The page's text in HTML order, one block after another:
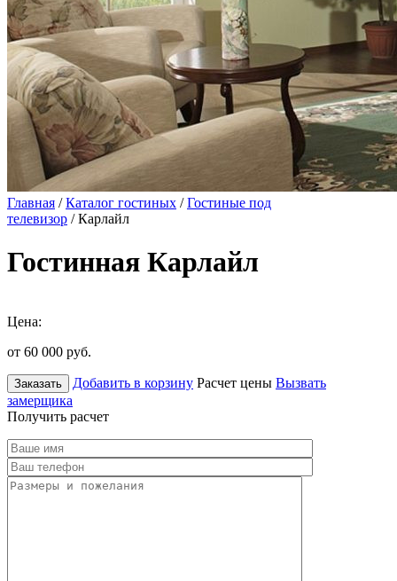
Главная /Каталог гостиных /Гостиные под
телевизор / Карлайл
Гостинная Карлайл
Цена:
от 60 000 руб.
Заказать Добавить в корзину Расчет цены Вызвать
замерщика
Получить расчет